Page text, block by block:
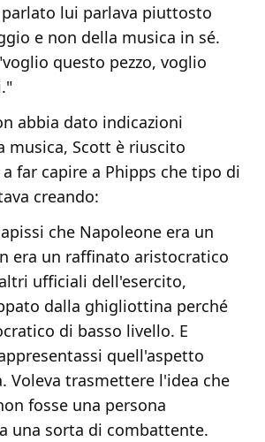
lui parlava piuttosto
e non della musica in sé.
questo pezzo, voglio
abbia dato indicazioni
musica, Scott è riuscito
far capire a Phipps che tipo di
creando:
che Napoleone era un
era un raffinato aristocratico
ufficiali dell'esercito,
dalla ghigliottina perché
di basso livello. E
quell'aspetto
Voleva trasmettere l'idea che
fosse una persona
una sorta di combattente.